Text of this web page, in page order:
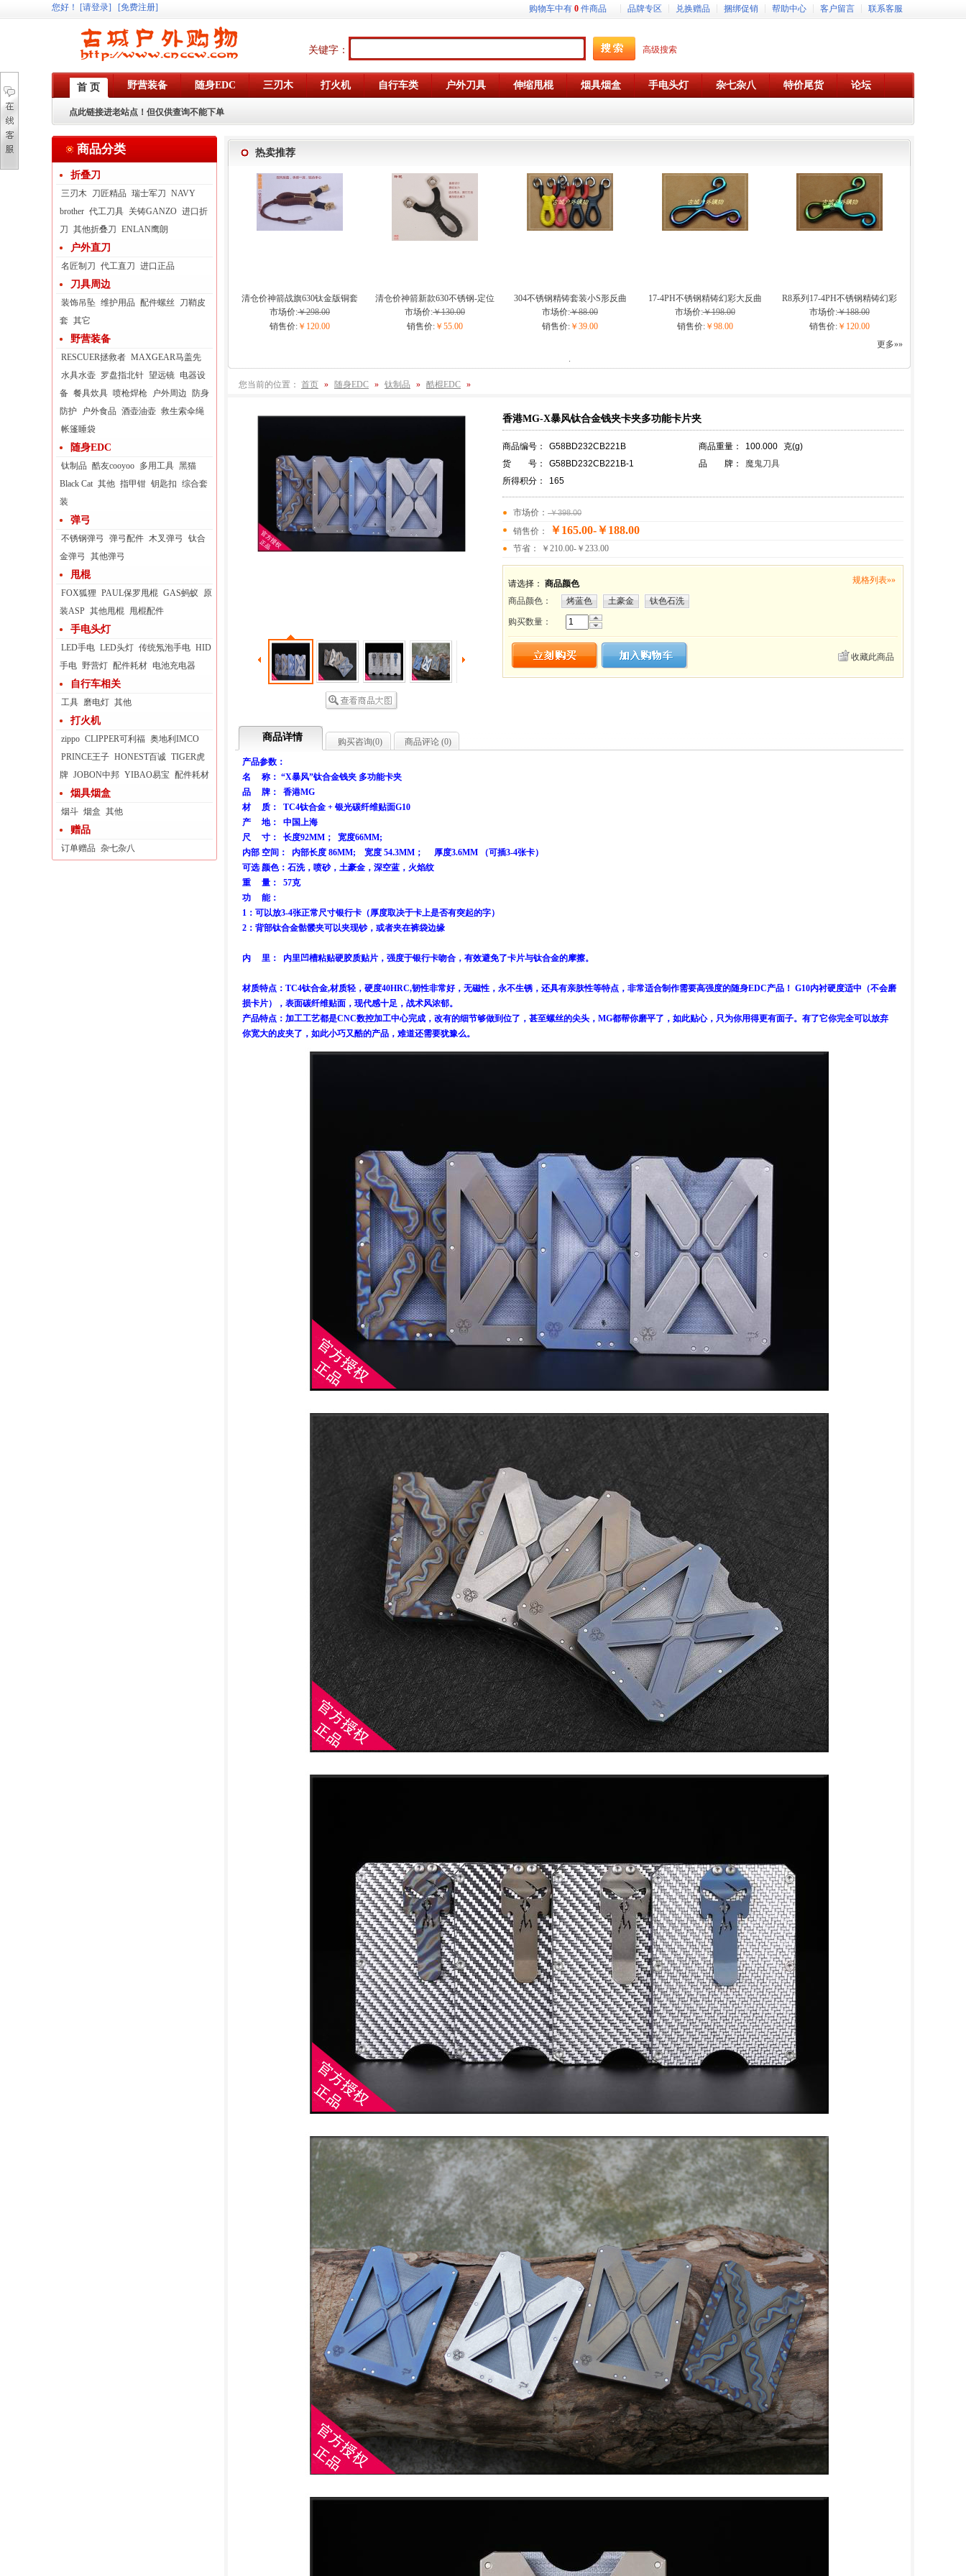
您好 ！ [请登录] [免费注册] 购物车中有 0 件商品 品牌专区 兑换赠品 捆绑促销 帮助中心 客户留言 联系客服
关键字： 高级搜索
首 页 野营装备 随身EDC 三刃木 打火机 自行车类 户外刀具 伸缩甩棍 烟具烟盒 手电头灯 杂七杂八 特价尾货 论坛
点此链接进老站点！但仅供查询不能下单
商品分类
折叠刀
三刃木 刀匠精品 瑞士军刀 NAVY
brother 代工刀具 关铸GANZO 进口折
刀 其他折叠刀 ENLAN鹰朗
户外直刀
名匠制刀 代工直刀 进口正品
刀具周边
装饰吊坠 维护用品 配件螺丝
刀鞘皮
套 其它
野营装备
RESCUER拯救者 MAXGEAR马盖先
水具水壶 罗盘指北针 望远镜 电器设
备 餐具炊具 喷枪焊枪 户外周边
防身
防护
户外食品 酒壶油壶 救生索伞绳
帐篷睡袋
随身EDC
钛制品 酷友cooyoo 多用工具 黑猫
Black Cat 其他 指甲钳 钥匙扣 综合套
装
弹弓
不锈钢弹弓 弹弓配件 木叉弹弓
钛合
金弹弓
其他弹弓
甩棍
FOX狐狸 PAUL保罗甩棍 GAS蚂蚁
原
装ASP 其他甩棍 甩棍配件
手电头灯
LED手电 LED头灯 传统氖泡手电 HID
手电 野营灯 配件耗材 电池充电器
自行车相关
工具 磨电灯 其他
打火机
zippo CLIPPER可利福 奥地利IMCO
PRINCE王子 HONEST百诚 TIGER虎
牌 JOBON中邦 YIBAO易宝 配件耗材
烟具烟盒
烟斗 烟盒 其他
赠品
订单赠品 杂七杂八
热卖推荐
清仓价神箭战旗630钛金版铜套
弓眼反曲球卡六股弹弓
市场价:￥298.00
销售价: ￥120.00
清仓价神箭新款630不锈钢-定位
槽玲珑弹弓
市场价:￥130.00
销售价: ￥55.00
304不锈钢精铸套装小S形反曲
弹弓
市场价:￥88.00
销售价: ￥39.00
17-4PH不锈钢精铸幻彩大反曲
弹弓
市场价:￥198.00
销售价:￥98.00
R8系列17-4PH不锈钢精铸幻彩
弹弓
市场价:￥188.00
销售价:￥120.00
更多»»
.
您当前的位置： 首页 » 随身EDC » 钛制品 » 酷棍EDC »
香港MG-X暴风钛合金钱夹卡夹多功能卡片夹
商品编号： G58BD232CB221B 商品重量： 100.000 克(g)
货 号：
G58BD232CB221B-1 品 牌：
魔鬼刀具
所得积分：
165
市场价： ￥398.00
销售价： ￥165.00-￥188.00
节省： ￥210.00-￥233.00
请选择： 商品颜色 规格列表»»
商品颜色 ： 烤蓝色 土豪金 钛色石洗
购买数量：
收藏此商品
商品详情 购买咨询(0) 商品评论 (0)
产品参数：
名 称： “X暴风”钛合金钱夹 多功能卡夹
品 牌： 香港MG
材 质： TC4钛合金 + 银光碳纤维贴面G10
产 地： 中国上海
尺 寸： 长度92MM； 宽度66MM;
内部 空间： 内部长度 86MM; 宽度 54.3MM； 厚度3.6MM （可插3-4张卡）
可选 颜色：石洗，喷砂，土豪金，深空蓝，火焰纹
重 量： 57克
功 能：
1：可以放3-4张正常尺寸银行卡（厚度取决于卡上是否有突起的字）
2：背部钛合金骷髅夹可以夹现钞，或者夹在裤袋边缘
内 里： 内里凹槽粘贴硬胶质贴片，强度于银行卡吻合，有效避免了卡片与钛合金的摩擦。
材质特点：TC4钛合金,材质轻，硬度40HRC,韧性非常好，无磁性，永不生锈，还具有亲肤性等特点，非常适合制作需要高强度的随身EDC产品！ G10内衬硬度适中（不会磨
损卡片），表面碳纤维贴面，现代感十足，战术风浓郁。
产品特点：加工工艺都是CNC数控加工中心完成，改有的细节够做到位了，甚至螺丝的尖头，MG都帮你磨平了，如此贴心，只为你用得更有面子。有了它你完全可以放弃
你宽大的皮夹了，如此小巧又酷的产品，难道还需要犹豫么。